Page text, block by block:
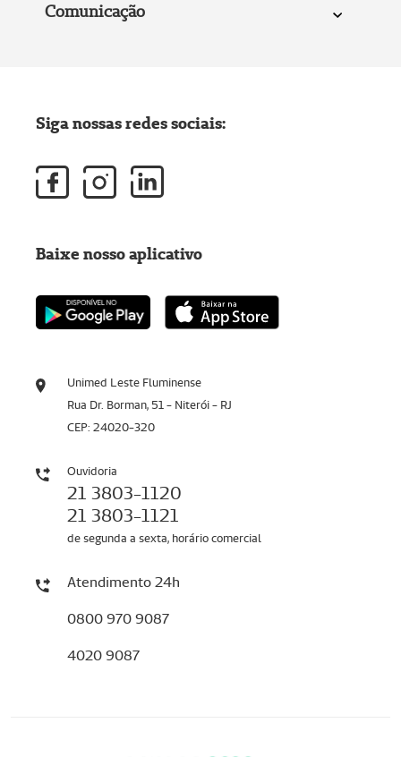
Comunicação
Unimed Leste Fluminense
Rua Dr. Borman, 51 - Niterói - RJ
CEP: 24020-320
Ouvidoria
21 3803-1120
21 3803-1121
de segunda a sexta, horário comercial
Atendimento 24h
0800 970 9087
4020 9087
Siga nossas redes sociais:
Baixe nosso aplicativo